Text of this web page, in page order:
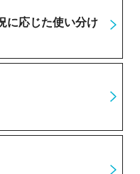
に応じた使い分け